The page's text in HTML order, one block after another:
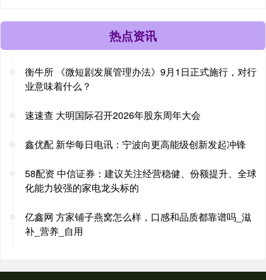
热点资讯
衡牛所 《微短剧发展管理办法》9月1日正式施行，对行
业意味着什么？
速速查 大明国际召开2026年股东周年大会
鑫优配 新华每日电讯：宁波向更高能级创新发起冲锋
58配资 中信证券：建议关注经营稳健、份额提升、全球
化能力较强的家电龙头标的
亿鑫网 方家铺子燕窝怎么样，口感和品质都靠谱吗_滋
补_营养_自用